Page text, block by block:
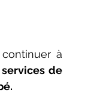
à
de